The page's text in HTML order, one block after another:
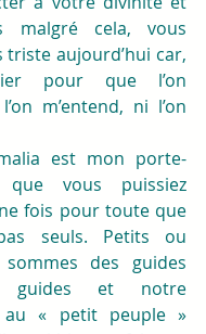
malgré cela, vous
triste aujourd’hui car,
pour que l’on
m’entend, ni l’on
est mon porte-
vous puissiez
fois pour toute que
seuls. Petits ou
des guides
guides et notre
au « petit peuple »